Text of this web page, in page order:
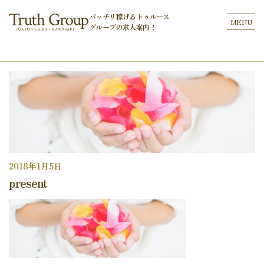
バッチリ稼げるトゥルース
グループの求人案内！
MENU
2018年1月5日
present